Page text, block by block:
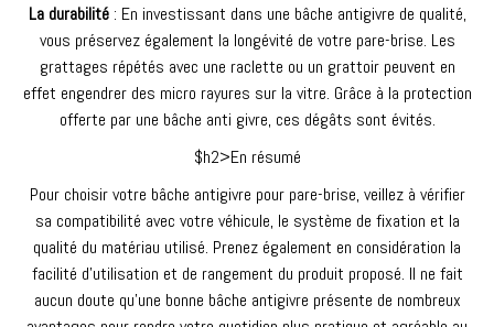
La durabilité: En investissant dans une bâche antigivre de qualité,
vous préservez également la longévité de votre pare-brise. Les
grattages répétés avec une raclette ou un grattoir peuvent en
effet engendrer des micro rayures sur la vitre. Grâce à la protection
offerte par une bâche anti givre, ces dégâts sont évités.
$h2>En résumé
Pour choisir votre bâche antigivre pour pare-brise, veillez à vérifier
sa compatibilité avec votre véhicule, le système de fixation et la
qualité du matériau utilisé. Prenez également en considération la
facilité d’utilisation et de rangement du produit proposé. Il ne fait
aucun doute qu’une bonne bâche antigivre présente de nombreux